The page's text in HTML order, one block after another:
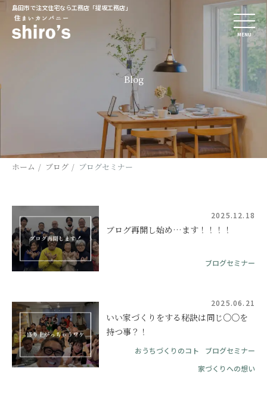
島田市で注文住宅なら工務店「提坂工務店」
MENU
Blog
ホーム ブログ ブログセミナー
2025.12.18
ブログ再開し始め…ます！！！！
ブログセミナー
2025.06.21
いい家づくりをする秘訣は同じ○○を
持つ事？！
おうちづくりのコト
ブログセミナー
家づくりへの想い